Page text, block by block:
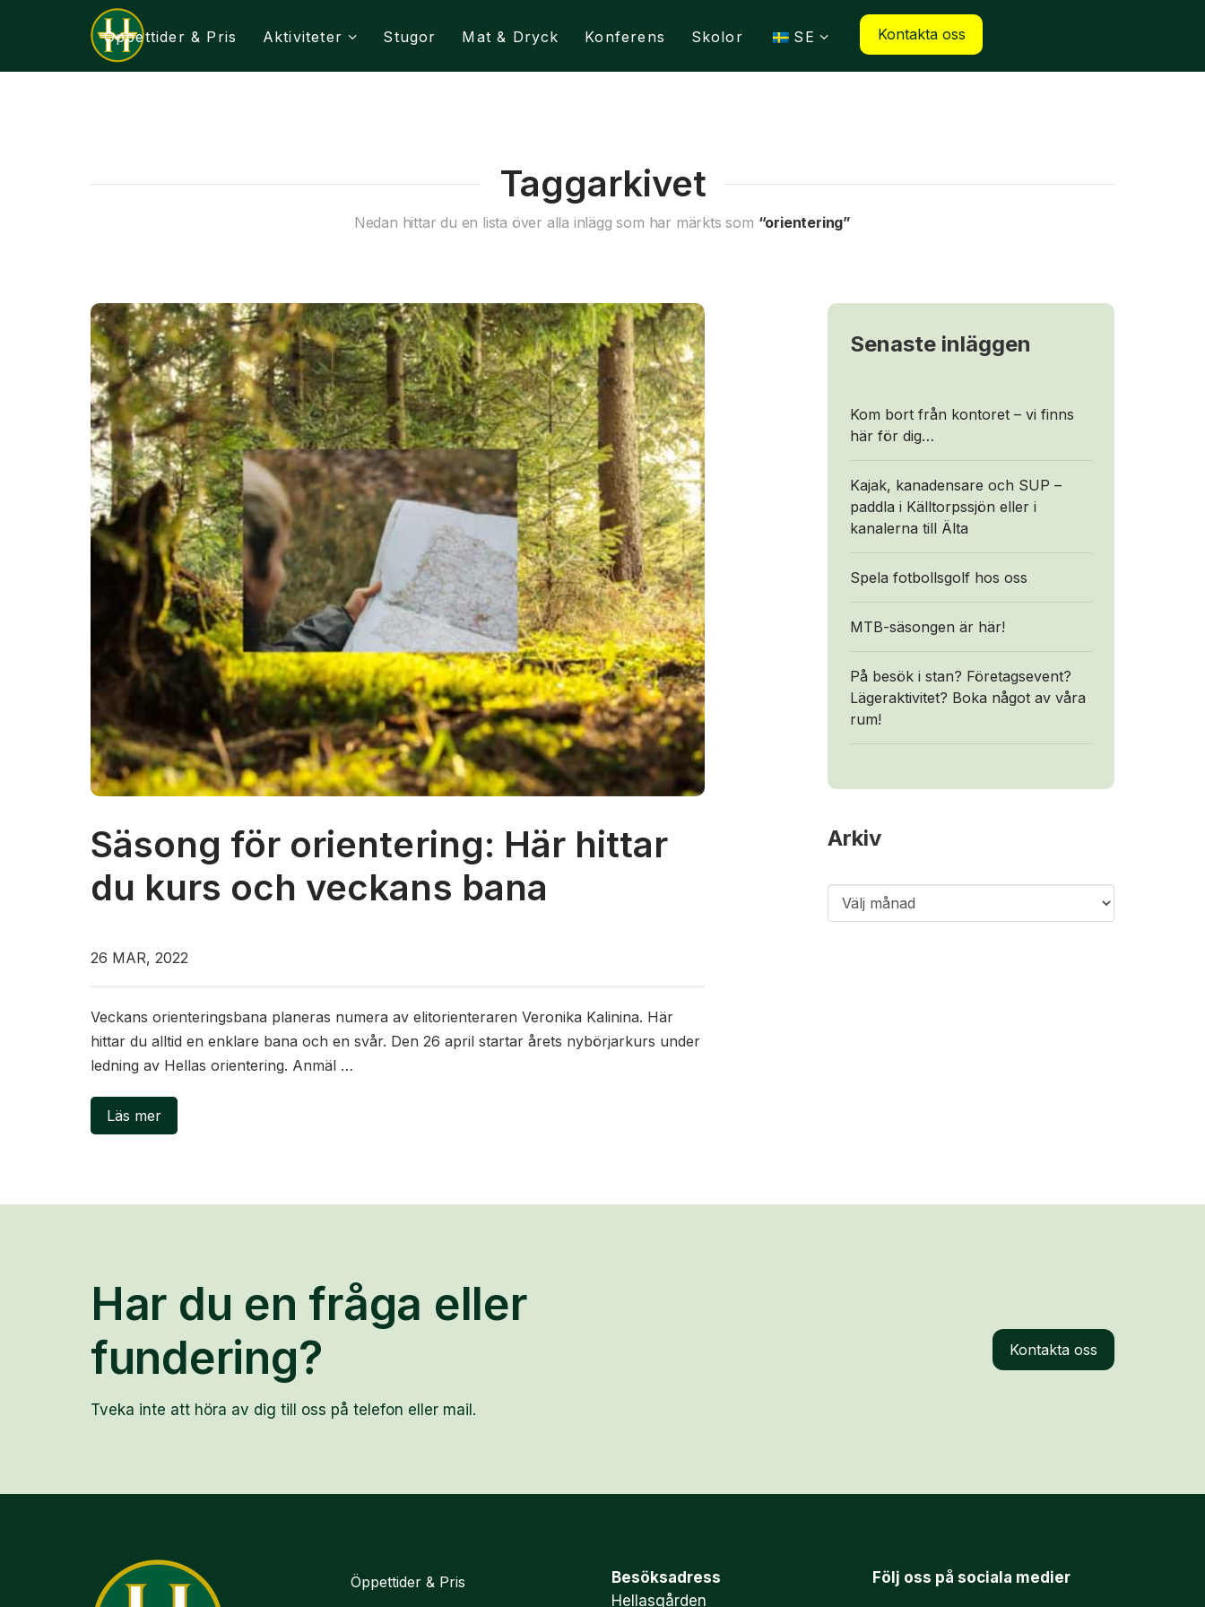
Öppettider & Pris Aktiviteter Stugor Mat & Dryck Konferens Skolor SE Kontakta oss
Taggarkivet
Nedan hittar du en lista över alla inlägg som har märkts som “orientering”
Säsong för orientering: Här hittar
du kurs och veckans bana
26 MAR, 2022
Veckans orienteringsbana planeras numera av elitorienteraren Veronika Kalinina. Här
hittar du alltid en enklare bana och en svår. Den 26 april startar årets nybörjarkurs under
ledning av Hellas orientering. Anmäl …
Läs mer
Senaste inläggen
Kom bort från kontoret – vi finns
här för dig…
Kajak, kanadensare och SUP –
paddla i Källtorpssjön eller i
kanalerna till Älta
Spela fotbollsgolf hos oss
MTB-säsongen är här!
På besök i stan? Företagsevent?
Lägeraktivitet? Boka något av våra
rum!
Arkiv
Har du en fråga eller
fundering?
Tveka inte att höra av dig till oss på telefon eller mail.
Kontakta oss
Öppettider & Pris
Besöksadress
Hellasgården
Följ oss på sociala medier